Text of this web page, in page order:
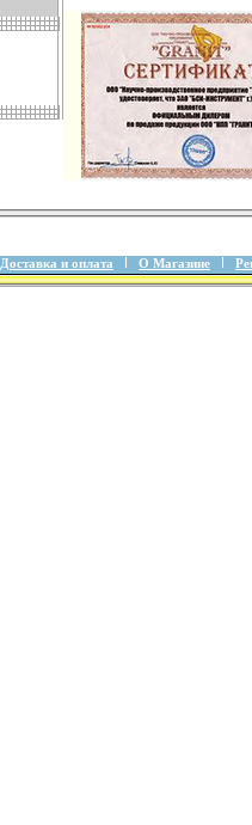
Доставка и оплата О Магазине